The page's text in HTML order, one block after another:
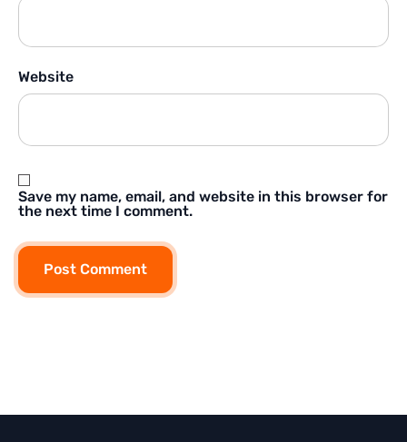
Website
Save my name, email, and website in this browser for
the next time I comment.